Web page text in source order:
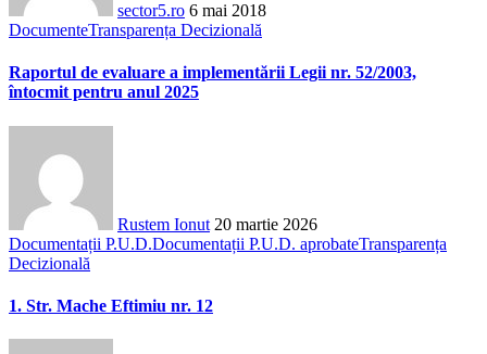
sector5.ro 6 mai 2018
DocumenteTransparența Decizională
Raportul de evaluare a implementării Legii nr. 52/2003,
întocmit pentru anul 2025
Rustem Ionut 20 martie 2026
Documentații P.U.D.Documentații P.U.D. aprobateTransparența
Decizională
1. Str. Mache Eftimiu nr. 12